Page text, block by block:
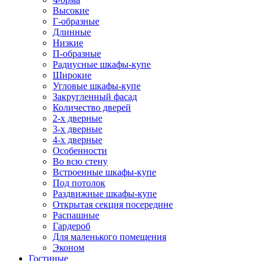
Высокие
Г-образные
Длинные
Низкие
П-образные
Радиусные шкафы-купе
Широкие
Угловые шкафы-купе
Закругленный фасад
Количество дверей
2-х дверные
3-х дверные
4-х дверные
Особенности
Во всю стену
Встроенные шкафы-купе
Под потолок
Раздвижные шкафы-купе
Открытая секция посередине
Распашные
Гардероб
Для маленького помещения
Эконом
Гостиные